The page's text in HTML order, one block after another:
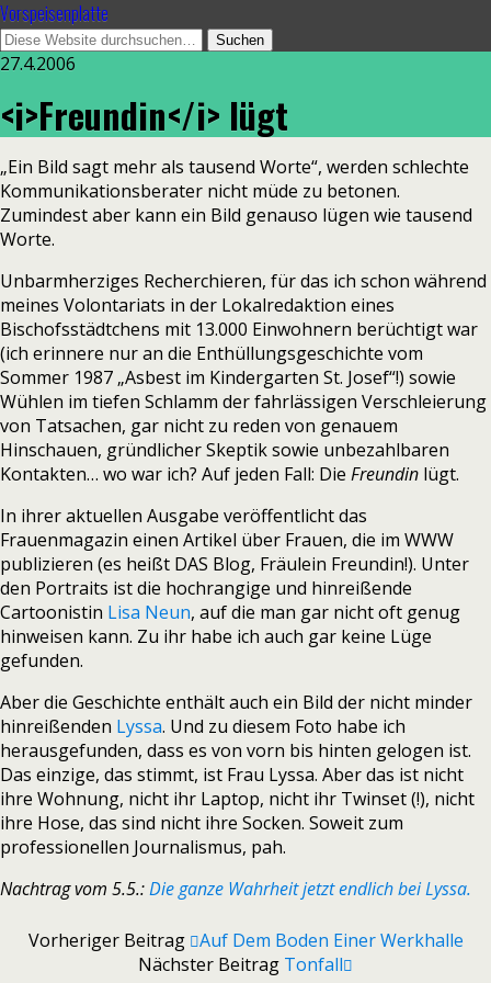
Vorspeisenplatte
27.4.2006
<i>Freundin</i> lügt
„Ein Bild sagt mehr als tausend Worte“, werden schlechte
Kommunikationsberater nicht müde zu betonen.
Zumindest aber kann ein Bild genauso lügen wie tausend
Worte.
Unbarmherziges Recherchieren, für das ich schon während
meines Volontariats in der Lokalredaktion eines
Bischofsstädtchens mit 13.000 Einwohnern berüchtigt war
(ich erinnere nur an die Enthüllungsgeschichte vom
Sommer 1987 „Asbest im Kindergarten St. Josef“!) sowie
Wühlen im tiefen Schlamm der fahrlässigen Verschleierung
von Tatsachen, gar nicht zu reden von genauem
Hinschauen, gründlicher Skeptik sowie unbezahlbaren
Kontakten… wo war ich? Auf jeden Fall: Die Freundin lügt.
In ihrer aktuellen Ausgabe veröffentlicht das
Frauenmagazin einen Artikel über Frauen, die im WWW
publizieren (es heißt DAS Blog, Fräulein Freundin!). Unter
den Portraits ist die hochrangige und hinreißende
Cartoonistin Lisa Neun, auf die man gar nicht oft genug
hinweisen kann. Zu ihr habe ich auch gar keine Lüge
gefunden.
Aber die Geschichte enthält auch ein Bild der nicht minder
hinreißenden Lyssa. Und zu diesem Foto habe ich
herausgefunden, dass es von vorn bis hinten gelogen ist.
Das einzige, das stimmt, ist Frau Lyssa. Aber das ist nicht
ihre Wohnung, nicht ihr Laptop, nicht ihr Twinset (!), nicht
ihre Hose, das sind nicht ihre Socken. Soweit zum
professionellen Journalismus, pah.
Nachtrag vom 5.5.:Die ganze Wahrheit jetzt endlich bei Lyssa.
Vorheriger Beitrag Auf Dem Boden Einer Werkhalle
Nächster Beitrag Tonfall